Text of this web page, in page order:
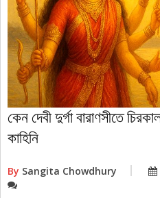
কেন দেবী দুর্গা বারাণসীতে
কাহিনি
By Sangita Chowdhury